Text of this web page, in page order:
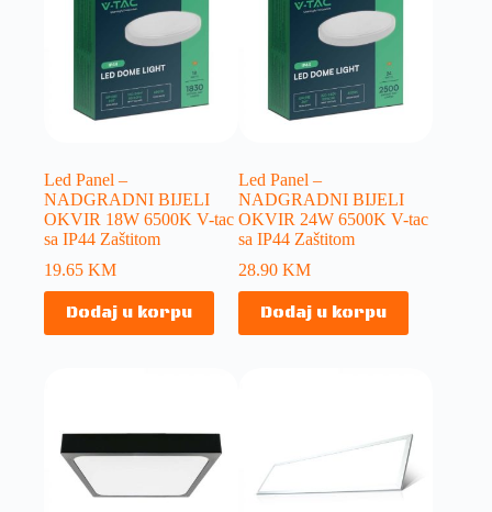
Led Panel –
NADGRADNI BIJELI
OKVIR 18W 6500K V-tac
sa IP44 Zaštitom
19.65 KM
Dodaj u korpu
Led Panel –
NADGRADNI BIJELI
OKVIR 24W 6500K V-tac
sa IP44 Zaštitom
28.90KM
Dodaj u korpu